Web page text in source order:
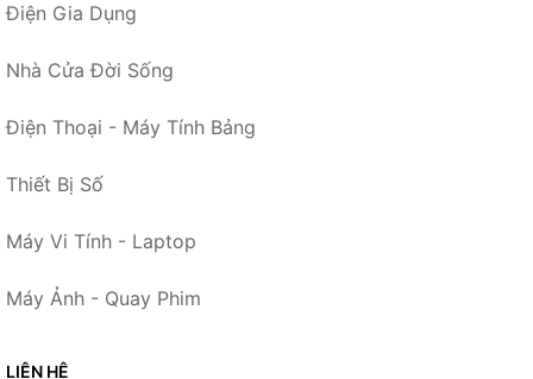
Điện Gia Dụng
Nhà Cửa Đời Sống
Điện Thoại - Máy Tính Bảng
Thiết Bị Số
Máy Vi Tính - Laptop
Máy Ảnh - Quay Phim
LIÊN HỆ